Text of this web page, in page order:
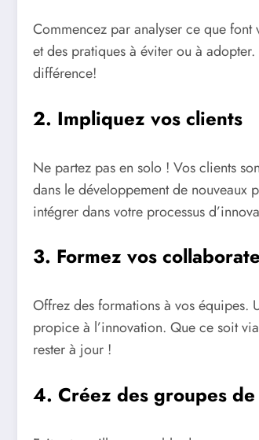
Commencez par analyser ce que
et des pratiques à éviter ou à
différence!
2. Impliquez vos clients
Ne partez pas en solo ! Vos clients
dans le développement de nouveaux
intégrer dans votre processus
3. Formez vos
Offrez des formations à vos équipes.
propice à l’innovation. Que ce soit
rester à jour !
4. Créez des groupes